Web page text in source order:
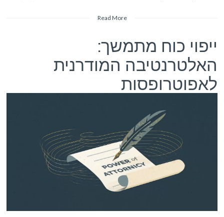
Read More
ייפוי כוח מתמשך:
האלטרנטיבה המודרנית
לאפוטרופסות